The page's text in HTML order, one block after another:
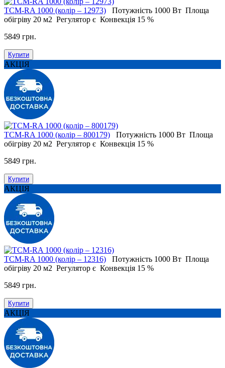
ТСМ-RA 1000 (колір – 12973) Потужність 1000 Вт Площа
обігріву 20 м2 Регулятор є Конвекція 15 %
5849 грн.
Купити
АКЦІЯ
ТСМ-RA 1000 (колір – 800179) Потужність 1000 Вт Площа
обігріву 20 м2 Регулятор є Конвекція 15 %
5849 грн.
Купити
АКЦІЯ
ТСМ-RA 1000 (колір – 12316) Потужність 1000 Вт Площа
обігріву 20 м2 Регулятор є Конвекція 15 %
5849 грн.
Купити
АКЦІЯ